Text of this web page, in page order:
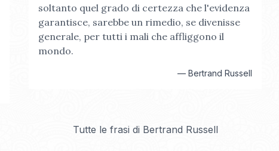
soltanto quel grado di certezza che l'evidenza
garantisce, sarebbe un rimedio, se divenisse
generale, per tutti i mali che affliggono il
mondo.
— Bertrand Russell
Tutte le frasi di Bertrand Russell